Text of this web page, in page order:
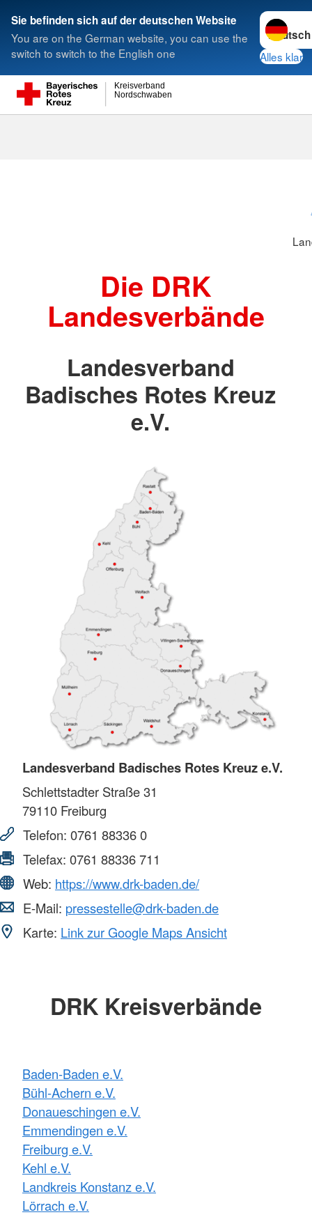
Sie befinden sich auf der deutschen Website
You are on the German website, you can use the
switch to switch to the English one
Sprache
Alles klar
Nordschwaben
Kreisverband
Suche
Die DRK
Landesverbände
Landesverband
Badisches Rotes Kreuz
e.V.
Landesverband Badisches Rotes Kreuz e.V.
Schlettstadter Straße 31
79110 Freiburg
Telefon: 0761 88336 0
Telefax: 0761 88336 711
Web: https://www.drk-baden.de/
E-Mail: pressestelle@drk-baden.de
Karte: Link zur Google Maps Ansicht
DRK Kreisverbände
Baden-Baden e.V.
Bühl-Achern e.V.
Donaueschingen e.V.
Emmendingen e.V.
Freiburg e.V.
Kehl e.V.
Landkreis Konstanz e.V.
Lörrach e.V.